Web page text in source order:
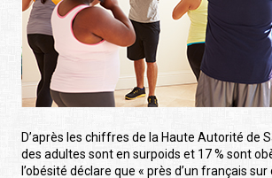
D’après les chiffres de la Haute Autorité de
des adultes sont en surpoids et 17 % sont
l’obésité déclare que « près d’un français